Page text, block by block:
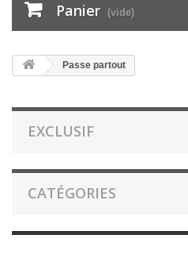
Panier (vide)
Passe partout
EXCLUSIF
CATÉGORIES